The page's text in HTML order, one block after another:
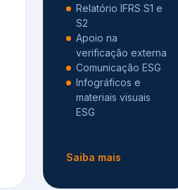
Relatório IFRS S1 e
S2
Apoio na
verificação externa
Comunicação ESG
Infográficos e
materiais visuais
ESG
Saiba mais